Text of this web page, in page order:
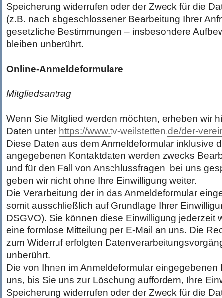
Speicherung widerrufen oder der Zweck für die
(z.B. nach abgeschlossener Bearbeitung Ihrer
gesetzliche Bestimmungen – insbesondere
bleiben unberührt.
Online-Anmeldeformulare
Mitgliedsantrag
Wenn Sie Mitglied werden möchten, erheben wir
Daten unter https://www.tv-weilstetten.de/der-
Diese Daten aus dem Anmeldeformular inklusive
angegebenen Kontaktdaten werden zwecks
und für den Fall von Anschlussfragen bei uns
geben wir nicht ohne Ihre Einwilligung weiter.
Die Verarbeitung der in das Anmeldeformular
somit ausschließlich auf Grundlage Ihrer
DSGVO). Sie können diese Einwilligung jederzeit
eine formlose Mitteilung per E-Mail an uns. Die
zum Widerruf erfolgten
unberührt.
Die von Ihnen im Anmeldeformular eingegebenen
uns, bis Sie uns zur Löschung auffordern, Ihre
Speicherung widerrufen oder der Zweck für die